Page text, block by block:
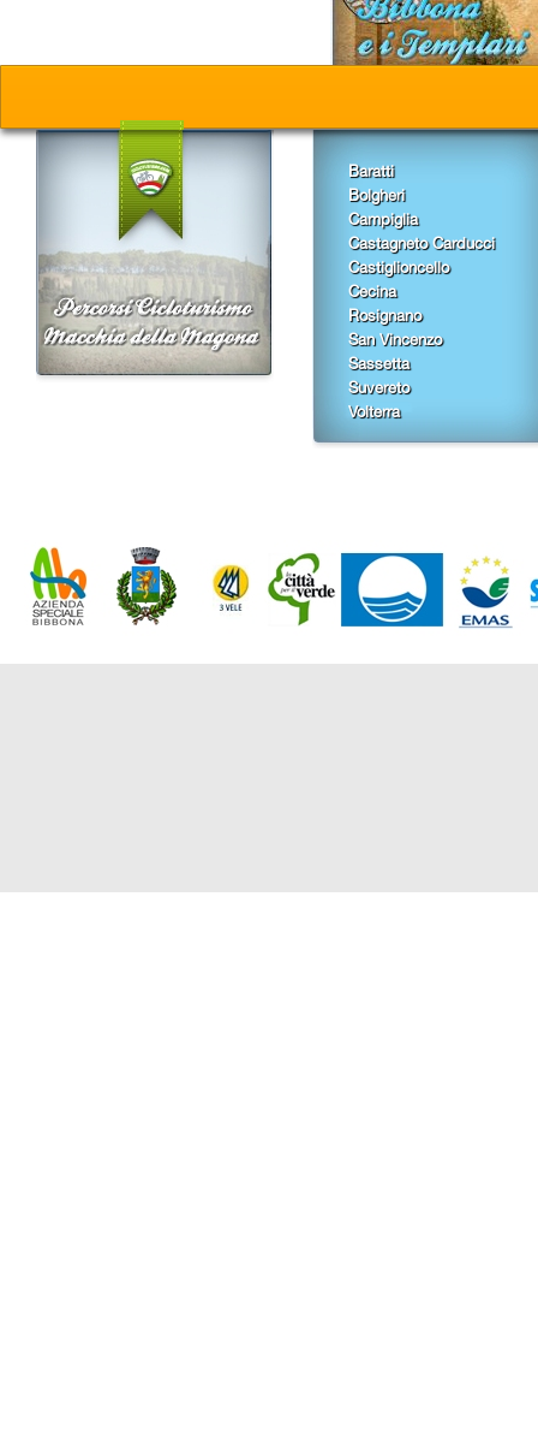
Baratti
Bolgheri
Campiglia
Castagneto Carducci
Castiglioncello
Cecina
Rosignano
San Vincenzo
Sassetta
Suvereto
Volterra